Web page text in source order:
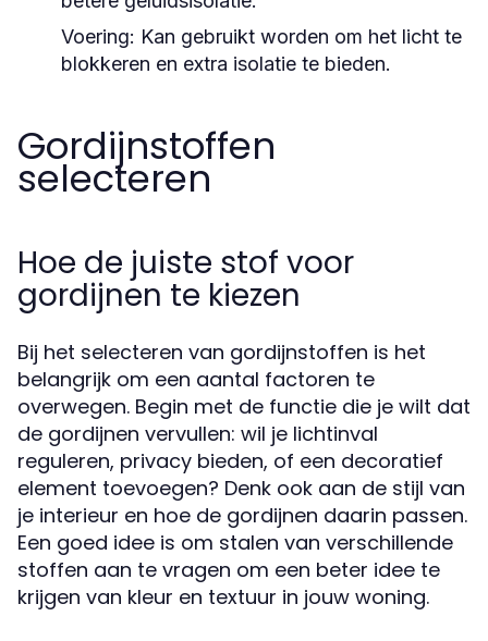
Voering: Kan gebruikt worden om het licht te
blokkeren en extra isolatie te bieden.
Gordijnstoffen
selecteren
Hoe de juiste stof voor
gordijnen te kiezen
Bij het selecteren van gordijnstoffen is het
belangrijk om een aantal factoren te
overwegen. Begin met de functie die je wilt dat
de gordijnen vervullen: wil je lichtinval
reguleren, privacy bieden, of een decoratief
element toevoegen? Denk ook aan de stijl van
je interieur en hoe de gordijnen daarin passen.
Een goed idee is om stalen van verschillende
stoffen aan te vragen om een beter idee te
krijgen van kleur en textuur in jouw woning.